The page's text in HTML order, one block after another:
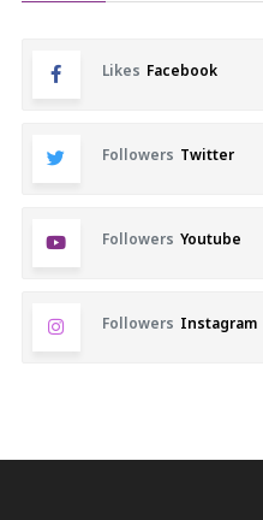
Likes Facebook
Followers Twitter
Followers Youtube
Followers Instagram